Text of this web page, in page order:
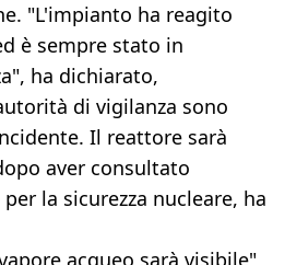
"L'impianto ha reagito
è sempre stato in
ha dichiarato,
di vigilanza sono
Il reattore sarà
aver consultato
la sicurezza nucleare, ha
acqueo sarà visibile"